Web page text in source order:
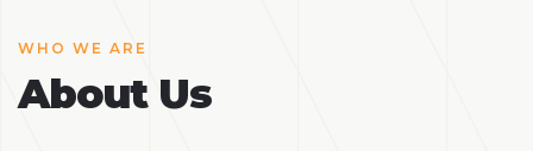
WHO WE ARE
About Us